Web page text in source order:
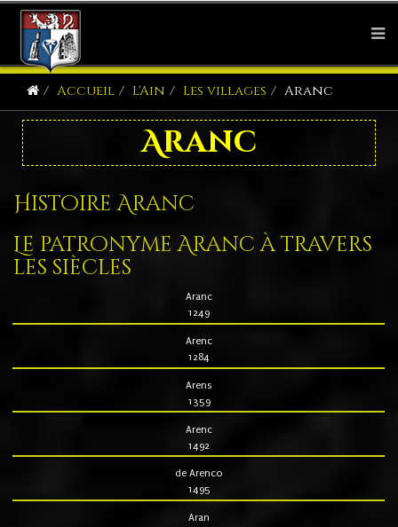
Accueil L'Ain Les villages Aranc
Aranc
Histoire Aranc
Le patronyme Aranc à travers
les siècles
Aranc
1249
Arenc
1284
Arens
1359
Arenc
1492
de Arenco
1495
Aran